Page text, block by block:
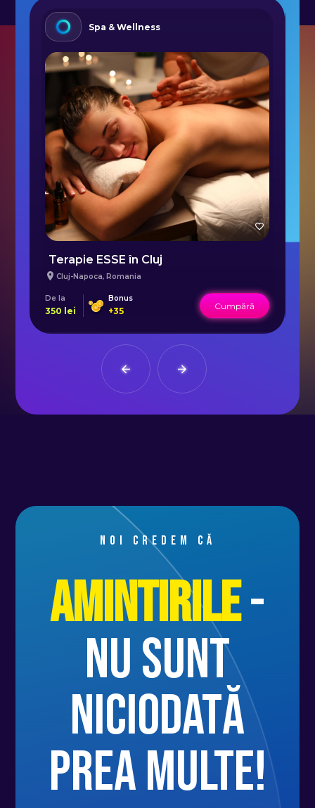
Spa & Wellness
Terapie ESSE în Cluj
Cluj-Napoca, Romania
De la
350 lei
Bonus
+35 Cumpără
Noi credem că
Amintirile-
nu sunt
niciodată
prea multe!